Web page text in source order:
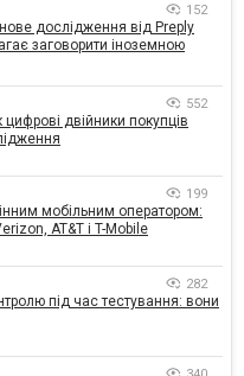
152
дослідження від Preply
заговорити іноземною
552
двійники покупців
199
мобільним оператором:
AT&T і T-Mobile
282
під час тестування: вони